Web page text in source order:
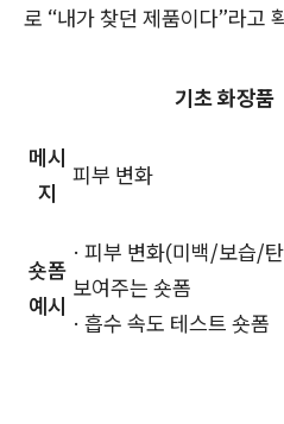
로 “내가 찾던 제품이다”라고
기초 화장품
메시
지
피부 변화
숏폼
예시
· 피부 변화(미백/보습/
보여주는 숏폼
· 흡수 속도 테스트 숏폼